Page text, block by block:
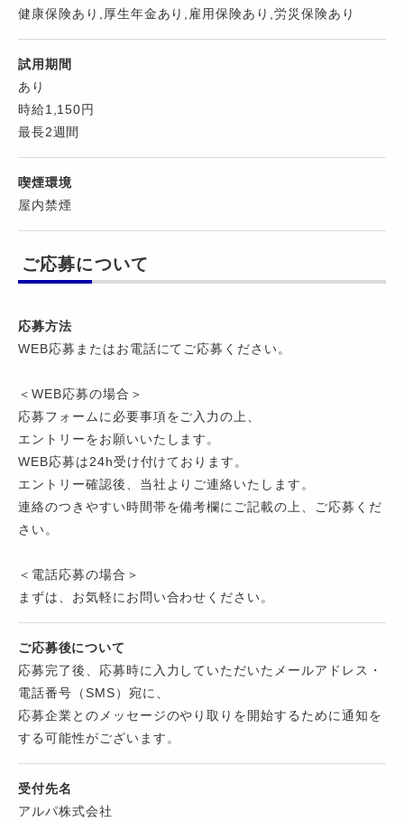
健康保険あり,厚生年金あり,雇用保険あり,労災保険あり
試用期間
あり
時給1,150円
最長2週間
喫煙環境
屋内禁煙
ご応募について
応募方法
WEB応募またはお電話にてご応募ください。
＜WEB応募の場合＞
応募フォームに必要事項をご入力の上、
エントリーをお願いいたします。
WEB応募は24h受け付けております。
エントリー確認後、当社よりご連絡いたします。
連絡のつきやすい時間帯を備考欄にご記載の上、ご応募くだ
さい。
＜電話応募の場合＞
まずは、お気軽にお問い合わせください。
ご応募後について
応募完了後、応募時に入力していただいたメールアドレス・
電話番号（SMS）宛に、
応募企業とのメッセージのやり取りを開始するために通知を
する可能性がございます。
受付先名
アルパ株式会社